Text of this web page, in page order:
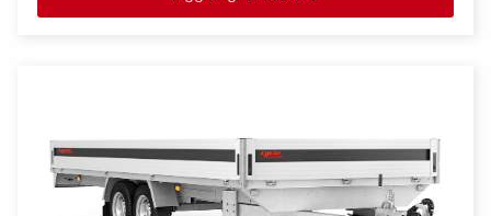
sono di serie. Le immagini sono solo a scopo illustrativo e